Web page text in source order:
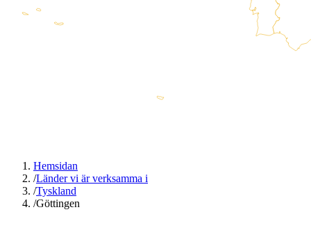
Hemsidan
/Länder vi är verksamma i
/Tyskland
/Göttingen